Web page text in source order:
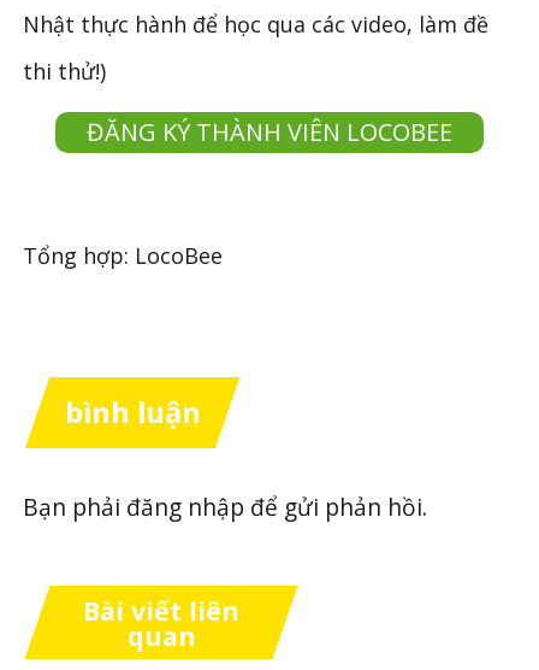
Nhật thực hành để học qua các video, làm đề
thi thử!)
ĐĂNG KÝ THÀNH VIÊN LOCOBEE
Tổng hợp: LocoBee
bình luận
Bạn phải đăng nhập để gửi phản hồi.
Bài viết liên
quan